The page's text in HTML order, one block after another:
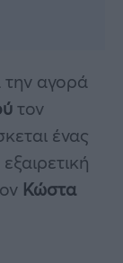
αγορά
τον
ένας
Κώστα